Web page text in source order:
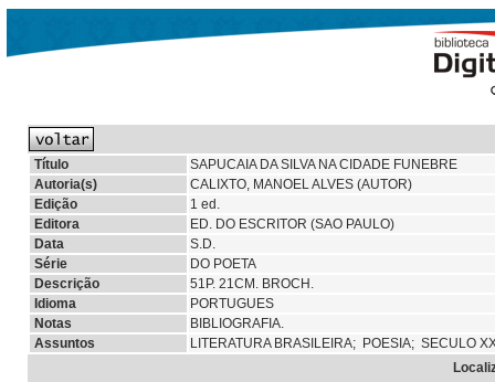
Título
SAPUCAIA DA SILVA NA CIDADE FUNEBRE
Autoria(s)
CALIXTO, MANOEL ALVES (AUTOR)
Edição
1 ed.
Editora
ED. DO ESCRITOR (SAO PAULO)
Data
S.D.
Série
DO POETA
Descrição
51P. 21CM. BROCH.
Idioma
PORTUGUES
Notas
BIBLIOGRAFIA.
Assuntos
LITERATURA BRASILEIRA; POESIA; SECULO